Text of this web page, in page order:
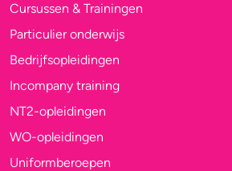
Cursussen & Trainingen
Particulier onderwijs
Bedrijfsopleidingen
Incompany training
NT2-opleidingen
WO-opleidingen
Uniformberoepen